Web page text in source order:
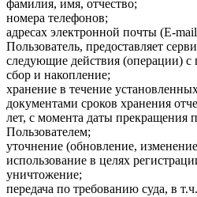
фамилия, имя, отчество;
номера телефонов;
адресах электронной почты (E-
Пользователь, предоставляет
следующие действия (операции)
сбор и накопление;
хранение в течение
документами сроков хранения
лет, с момента даты прекращения
Пользователем;
уточнение (обновление,
использование в целях
уничтожение;
передача по требованию суда, в